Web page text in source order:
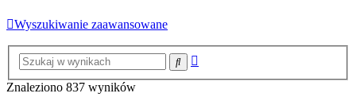
Wyszukiwanie zaawansowane
Szukaj
Znaleziono 837 wyników